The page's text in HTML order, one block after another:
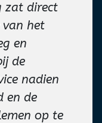
zat direct
het
en
de
nadien
en de
op te